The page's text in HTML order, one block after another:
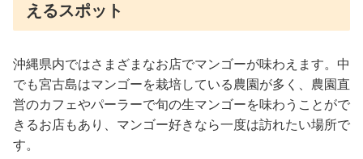
えるスポット
沖縄県内ではさまざまなお店でマンゴーが味わえます。中
でも宮古島はマンゴーを栽培している農園が多く、農園直
営のカフェやパーラーで旬の生マンゴーを味わうことがで
きるお店もあり、マンゴー好きなら一度は訪れたい場所で
す。